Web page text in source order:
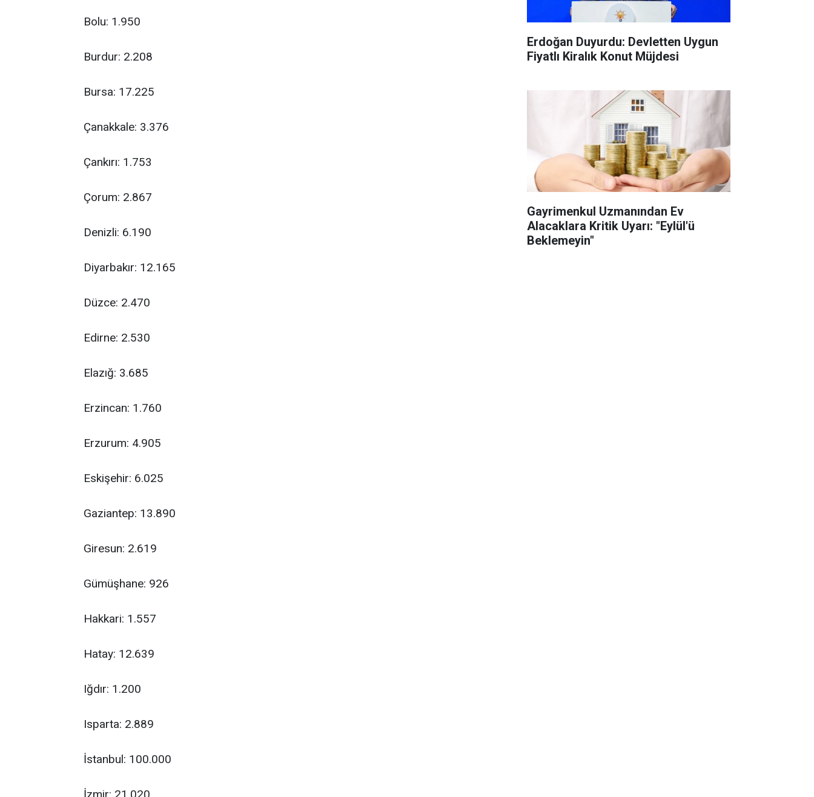
Bolu: 1.950
Burdur: 2.208
Bursa: 17.225
Çanakkale: 3.376
Çankırı: 1.753
Çorum: 2.867
Denizli: 6.190
Diyarbakır: 12.165
Düzce: 2.470
Edirne: 2.530
Elazığ: 3.685
Erzincan: 1.760
Erzurum: 4.905
Eskişehir: 6.025
Gaziantep: 13.890
Giresun: 2.619
Gümüşhane: 926
Hakkari: 1.557
Hatay: 12.639
Iğdır: 1.200
Isparta: 2.889
İstanbul: 100.000
Erdoğan Duyurdu: Devletten Uygun
Fiyatlı Kiralık Konut Müjdesi
Gayrimenkul Uzmanından Ev
Alacaklara Kritik Uyarı: "Eylül'ü
Beklemeyin"